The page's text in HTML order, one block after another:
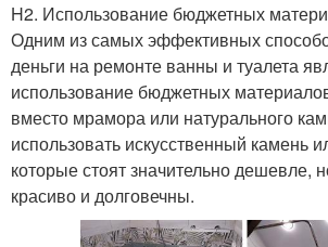
H2. Использование бюджетных
Одним из самых эффективных
деньги на ремонте ванны и туалета
использование бюджетных
вместо мрамора или натурального
использовать искусственный камень
которые стоят значительно дешевле,
красиво и долговечны.